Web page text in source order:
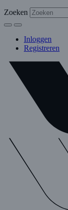
Zoeken
Inloggen
Registreren